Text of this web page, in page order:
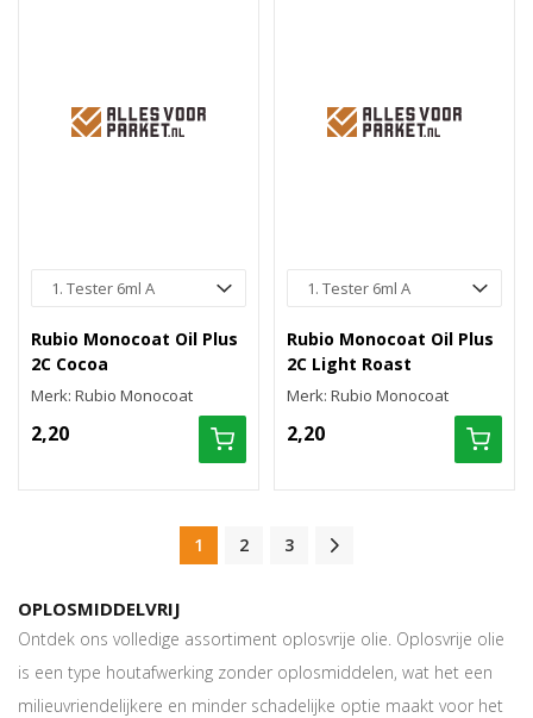
Rubio Monocoat Oil Plus
2C Cocoa
Merk: Rubio Monocoat
2,20
Rubio Monocoat Oil Plus
2C Light Roast
Merk: Rubio Monocoat
2,20
1 2 3
OPLOSMIDDELVRIJ
Ontdek ons volledige assortiment oplosvrije olie. Oplosvrije olie
is een type houtafwerking zonder oplosmiddelen, wat het een
milieuvriendelijkere en minder schadelijke optie maakt voor het